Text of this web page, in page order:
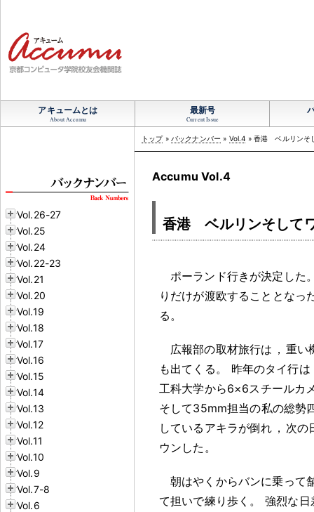
アキュームとは
About Accumu
最新号
Current Issue
Vol.26-27
Vol.25
Vol.24
Vol.22-23
Vol.21
Vol.20
Vol.19
Vol.18
Vol.17
Vol.16
Vol.15
Vol.14
Vol.13
Vol.12
Vol.11
Vol.10
Vol.9
Vol.7-8
Vol.6
トップ» バックナンバー » Vol.4 » 香港 ベルリンそ
Accumu Vol.4
香港 ベルリンそして
ポーランド行きが決定した
りだけが渡欧することとなっ
る 。
広報部の取材旅行は ， 重い
も出てくる 。 昨年のタイ行は
工科大学から6×6スチールカ
そして35mm担当の私の総勢
しているアキラが倒れ ， 次の
ウンした 。
朝はやくからバンに乗って
て担いで練り歩く 。
強烈な日